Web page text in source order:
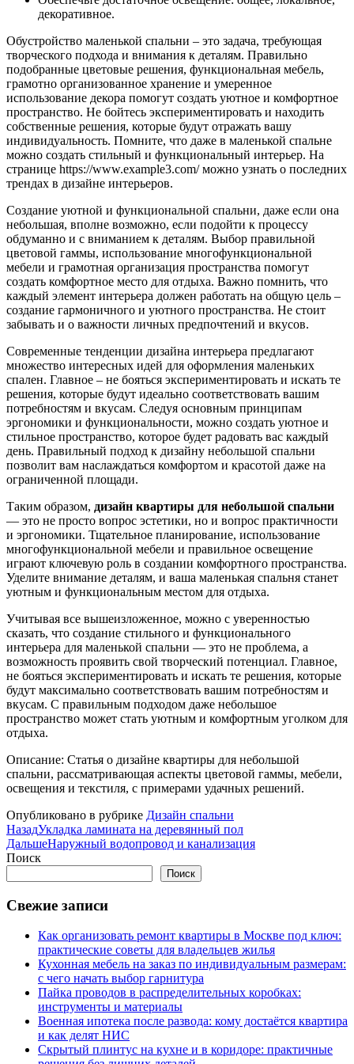
декоративное.
Обустройство маленькой спальни – это задача, требующая
творческого подхода и внимания к деталям. Правильно
подобранные цветовые решения, функциональная мебель,
грамотно организованное хранение и умеренное
использование декора помогут создать уютное и комфортное
пространство. Не бойтесь экспериментировать и находить
собственные решения, которые будут отражать вашу
индивидуальность. Помните, что даже в маленькой спальне
можно создать стильный и функциональный интерьер. На
странице https://www.example3.com/ можно узнать о последних
трендах в дизайне интерьеров.
Создание уютной и функциональной спальни, даже если она
небольшая, вполне возможно, если подойти к процессу
обдуманно и с вниманием к деталям. Выбор правильной
цветовой гаммы, использование многофункциональной
мебели и грамотная организация пространства помогут
создать комфортное место для отдыха. Важно помнить, что
каждый элемент интерьера должен работать на общую цель –
создание гармоничного и уютного пространства. Не стоит
забывать и о важности личных предпочтений и вкусов.
Современные тенденции дизайна интерьера предлагают
множество интересных идей для оформления маленьких
спален. Главное – не бояться экспериментировать и искать те
решения, которые будут идеально соответствовать вашим
потребностям и вкусам. Следуя основным принципам
эргономики и функциональности, можно создать уютное и
стильное пространство, которое будет радовать вас каждый
день. Правильный подход к дизайну небольшой спальни
позволит вам наслаждаться комфортом и красотой даже на
ограниченной площади.
Таким образом, дизайн квартиры для небольшой спальни
— это не просто вопрос эстетики, но и вопрос практичности
и эргономики. Тщательное планирование, использование
многофункциональной мебели и правильное освещение
играют ключевую роль в создании комфортного пространства.
Уделите внимание деталям, и ваша маленькая спальня станет
уютным и функциональным местом для отдыха.
Учитывая все вышеизложенное, можно с уверенностью
сказать, что создание стильного и функционального
интерьера для маленькой спальни — это не проблема, а
возможность проявить свой творческий потенциал. Главное,
не бояться экспериментировать и искать те решения, которые
будут максимально соответствовать вашим потребностям и
вкусам. С правильным подходом даже небольшое
пространство может стать уютным и комфортным уголком для
отдыха.
Описание: Статья о дизайне квартиры для небольшой
спальни, рассматривающая аспекты цветовой гаммы, мебели,
освещения и текстиля, с примерами удачных решений.
Опубликовано в рубрике Дизайн спальни
НазадУкладка ламината на деревянный пол
ДальшеНаружный водопровод и канализация
Поиск
Поиск
Свежие записи
Как организовать ремонт квартиры в Москве под ключ:
практические советы для владельцев жилья
Кухонная мебель на заказ по индивидуальным размерам:
с чего начать выбор гарнитура
Пайка проводов в распределительных коробках:
инструменты и материалы
Военная ипотека после развода: кому достаётся квартира
и как делят НИС
Скрытый плинтус на кухне и в коридоре: практичные